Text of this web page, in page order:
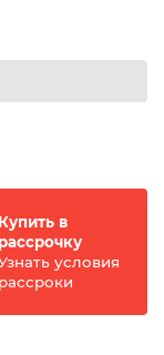
Купить в
рассрочку
условия
рассроки